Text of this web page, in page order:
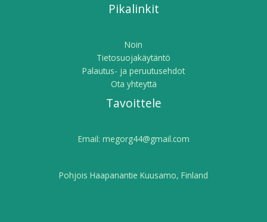
Pikalinkit
Noin
Tietosuojakäytäntö
Palautus- ja peruutusehdot
Ota yhteyttä
Tavoittele
Email: megorg44@gmail.com
Pohjois Haapanantie Kuusamo, Finland